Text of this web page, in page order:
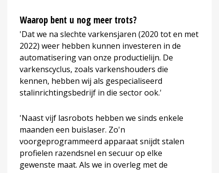
Waarop bent u nog meer trots?
'Dat we na slechte varkensjaren (2020 tot en met
2022) weer hebben kunnen investeren in de
automatisering van onze productielijn. De
varkenscyclus, zoals varkenshouders die
kennen, hebben wij als gespecialiseerd
stalinrichtingsbedrijf in die sector ook.'
'Naast vijf lasrobots hebben we sinds enkele
maanden een buislaser. Zo'n
voorgeprogrammeerd apparaat snijdt stalen
profielen razendsnel en secuur op elke
gewenste maat. Als we in overleg met de